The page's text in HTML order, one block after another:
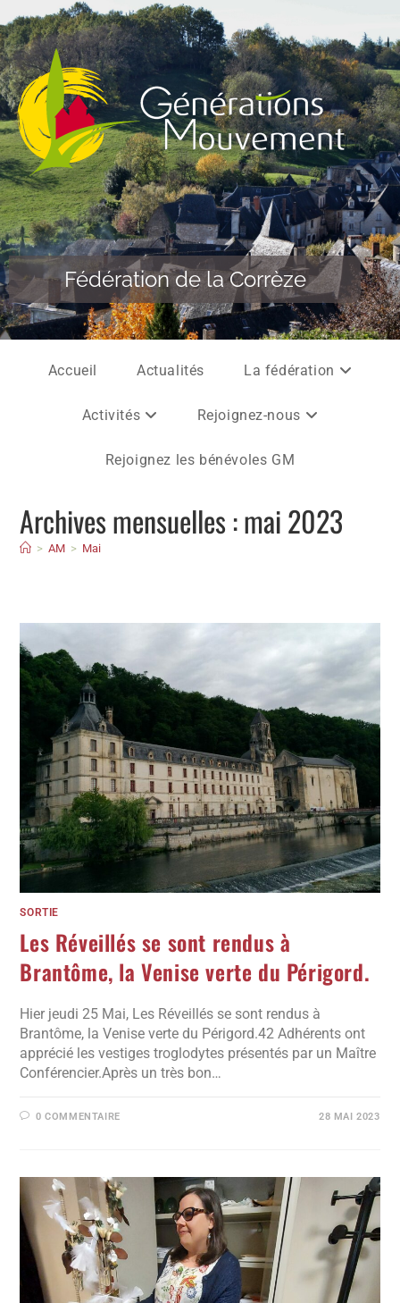
Fédération de la Corrèze
Accueil Actualités La fédération
Activités Rejoignez-nous
Rejoignez les bénévoles GM
Archives mensuelles : mai 2023
> AM > Mai
SORTIE
Les Réveillés se sont rendus à
Brantôme, la Venise verte du Périgord.
Hier jeudi 25 Mai, Les Réveillés se sont rendus à
Brantôme, la Venise verte du Périgord.42 Adhérents ont
apprécié les vestiges troglodytes présentés par un Maître
Conférencier.Après un très bon…
0 COMMENTAIRE 28 MAI 2023